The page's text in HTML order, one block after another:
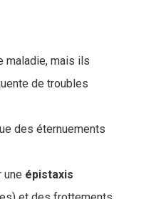
maladie, mais ils
de troubles
des éternuements
une épistaxis